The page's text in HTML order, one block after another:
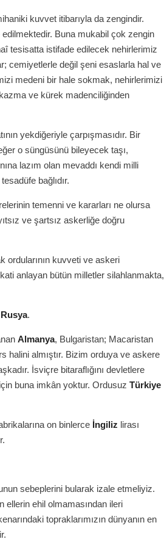
kuvvet itibarıyla da zengindir.
Buna mukabil çok zengin
tesisatta istifade edilecek nehirlerimiz
cemiyetlerle değil şeni esaslarla hal ve
medeni bir hale sokmak, nehirlerimizi
ve kürek madenciliğinden
yekdiğeriyle çarpışmasıdır. Bir
o süngüsünü bileyecek taşı,
lazım olan mevaddı kendi milli
bağlıdır.
temenni ve kararları ne olursa
ve şartsız askerliğe doğru
ordularının kuvveti ve askeri
anlayan bütün milletler silahlanmakta,
Rusya.
Almanya, Bulgaristan; Macaristan
halini almıştır. Bizim orduya ve askere
İsviçre bitaraflığını devletlere
buna imkân yoktur. Ordusuz Türkiye
on binlerce İngiliz lirası
sebeplerini bularak izale etmeliyiz.
ellerin ehil olmamasından ileri
topraklarımızın dünyanın en